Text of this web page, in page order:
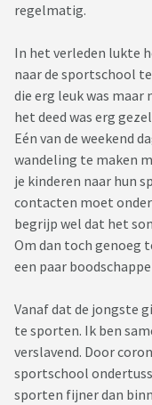
regelmatig.
In het verleden lukte
naar de sportschool
die erg leuk was
het deed was erg
Eén van de weekend
wandeling te maken
je kinderen naar hun
contacten moet
begrijp wel dat het
Om dan toch genoeg
een paar
Vanaf dat de jongste
te sporten. Ik ben
verslavend. Door
sportschool
sporten fijner dan